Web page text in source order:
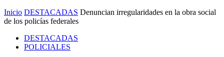
Inicio DESTACADAS Denuncian irregularidades en la obra social
de los policías federales
DESTACADAS
POLICIALES